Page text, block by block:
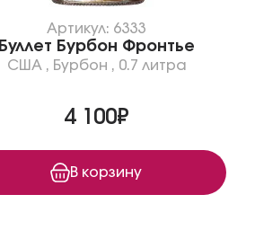
Артикул: 6333
Буллет Бурбон Фронтье
США , Бурбон , 0.7 литра
4 100₽
В корзину